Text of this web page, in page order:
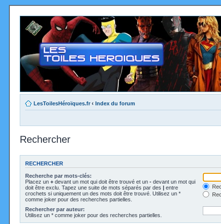
LesToilesHéroïques.fr ‹ Index du forum
Rechercher
RECHERCHER
Recherche par mots-clés:
Placez un + devant un mot qui doit être trouvé et un - devant un mot qui
doit être exclu. Tapez une suite de mots séparés par des | entre
crochets si uniquement un des mots doit être trouvé. Utilisez un *
comme joker pour des recherches partielles.
Rechercher par auteur:
Utilisez un * comme joker pour des recherches partielles.